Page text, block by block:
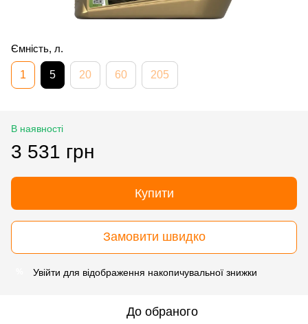
Ємність, л.
1 5 20 60 205
В наявності
3 531 грн
Купити
Замовити швидко
Увійти для відображення накопичувальної знижки
До обраного